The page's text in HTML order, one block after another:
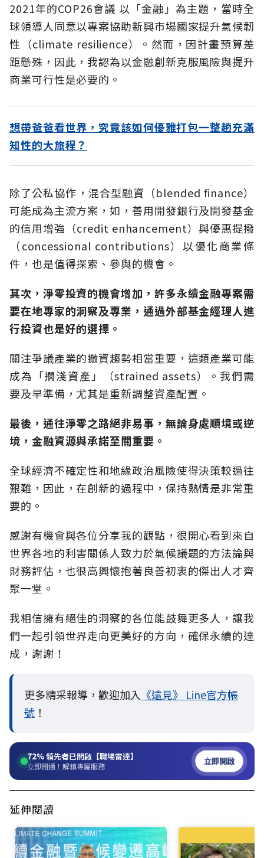
2021年的COP26會議 以「金融」為主題，當時全
球領導人同意以專案協助新興市場國家提升氣候韌
性（climate resilience）。然而，因計畫預算差
距懸殊，因此，我認為以金融創新克服風險與提升
商業可行性是必要的。
想帶爸爸看世界，究竟該如何優雅打包一整趟充滿
知性的大旅程？
除了公私協作，混合型融資（blended finance）
可能成為主流方案，如，善用開發銀行及開發基金
的信用增強（credit enhancement）與優惠提撥
（concessional contributions）以優化商業條
件，也是值得探索、參與的機會。
其次，淨零投資的機會增加，許多永續金融專案需
要在地專家的洞察及專業，通過外部基金經理人進
行投資也是好的選擇。
關注爭議產業的撤資趨勢相當重要，這類產業可能
成為「擱淺資產」（strained assets）。我們需
要及早準備，尤其是重新調整資產配置。
最後，通往淨零之路絕非易事，無論身處順境或逆
境，金融資源與承諾至關重要。
全球經濟不確定性和地緣政治風險使得決策較過往
艱難，因此，在創新的過程中，保持熱情是非常重
要的。
感謝有機會與各位分享我的觀點，很開心看到來自
世界各地的利害關係人致力於氣候議題的方法論與
財務評估，也很高興懷抱著良善初衷的傑出人才齊
聚一堂。
我相信擁有絕佳的洞察的各位能鼓舞更多人，讓我
們一起引領世界走向更美好的方向，確保永續的達
成，謝謝！
更多精采報導，歡迎加入 《遠見》 Line官方帳
號 ！
72%領先者已開啟【職場雷達】
立即開通！解鎖專屬服務 立即開啟
延伸閱讀